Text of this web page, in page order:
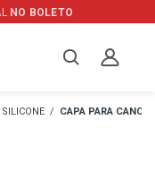
NO BOLETO
CAPA PARA CANON